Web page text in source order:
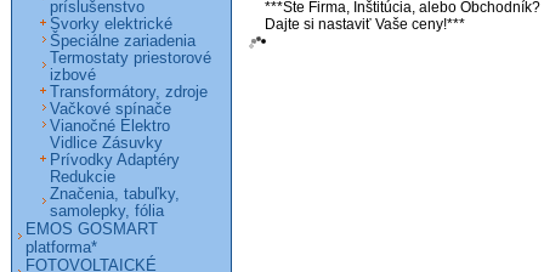
***Ste Firma, Inštitúcia, alebo Obchodník?
príslušenstvo
Svorky elektrické
Špeciálne zariadenia
Termostaty priestorové
izbové
Transformátory, zdroje
Vačkové spínače
Vianočné Elektro
Vidlice Zásuvky
Prívodky Adaptéry
Redukcie
Značenia, tabuľky,
samolepky, fólia
EMOS GOSMART
platforma*
FOTOVOLTAICKÉ